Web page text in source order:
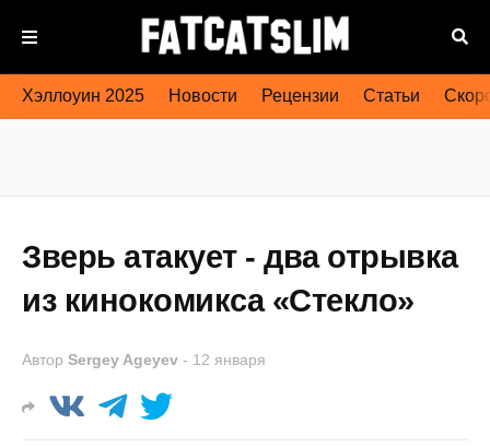
Хэллоуин 2025 Новости Рецензии Статьи
Зверь атакует - два отрывка
из кинокомикса «Стекло»
Автор Sergey Ageyev - 12 января